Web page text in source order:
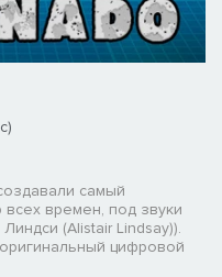
самый
времен, под звуки
(Alistair Lindsay)).
цифровой